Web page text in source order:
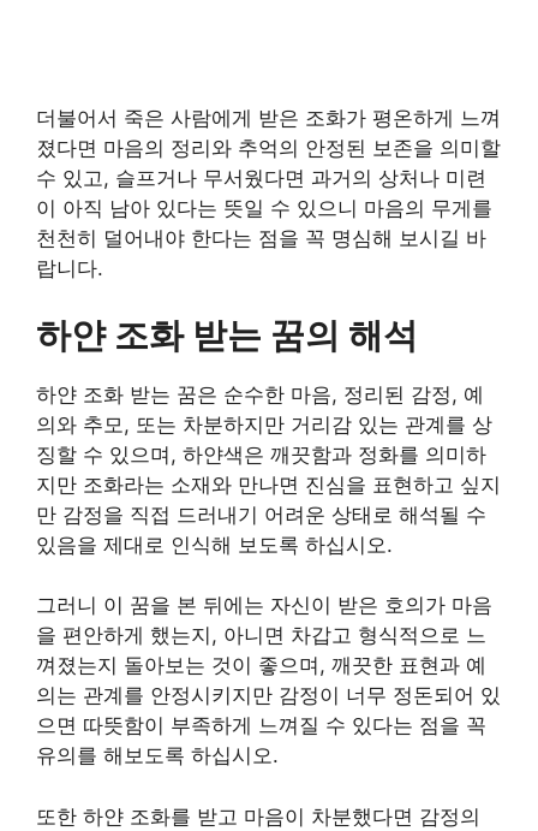
더불어서 죽은 사람에게 받은 조화가 평온하게 느껴
졌다면 마음의 정리와 추억의 안정된 보존을 의미할
수 있고, 슬프거나 무서웠다면 과거의 상처나 미련
이 아직 남아 있다는 뜻일 수 있으니 마음의 무게를
천천히 덜어내야 한다는 점을 꼭 명심해 보시길 바
랍니다.
하얀 조화 받는 꿈의 해석
하얀 조화 받는 꿈은 순수한 마음, 정리된 감정, 예
의와 추모, 또는 차분하지만 거리감 있는 관계를 상
징할 수 있으며, 하얀색은 깨끗함과 정화를 의미하
지만 조화라는 소재와 만나면 진심을 표현하고 싶지
만 감정을 직접 드러내기 어려운 상태로 해석될 수
있음을 제대로 인식해 보도록 하십시오.
그러니 이 꿈을 본 뒤에는 자신이 받은 호의가 마음
을 편안하게 했는지, 아니면 차갑고 형식적으로 느
껴졌는지 돌아보는 것이 좋으며, 깨끗한 표현과 예
의는 관계를 안정시키지만 감정이 너무 정돈되어 있
으면 따뜻함이 부족하게 느껴질 수 있다는 점을 꼭
유의를 해보도록 하십시오.
또한 하얀 조화를 받고 마음이 차분했다면 감정의